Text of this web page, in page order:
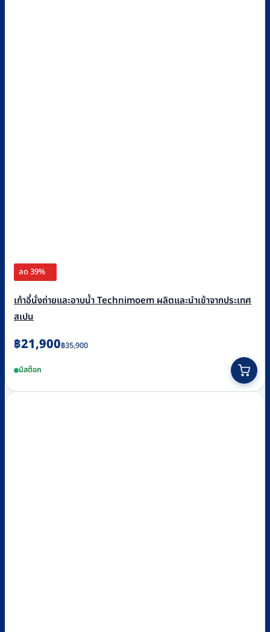
ลด 39%
เก้าอี้นั่งถ่ายและอาบน้ำ Technimoem ผลิตและนำเข้าจากประเทศ
สเปน
฿35,900
Original
was:
฿35,900.
฿21,900
Current
is:
฿21,900.
มีสต็อก